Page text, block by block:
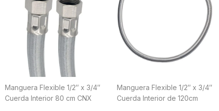
Manguera Flexible 1/2″ x 3/4″
Cuerda Interior 80 cm CNX
Manguera Flexible 1/2″ x 3/4″
Cuerda Interior de 120cm